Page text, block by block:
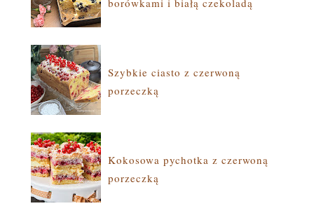
Szybkie ciasto z czerwoną
porzeczką
Kokosowa pychotka z czerwoną
porzeczką